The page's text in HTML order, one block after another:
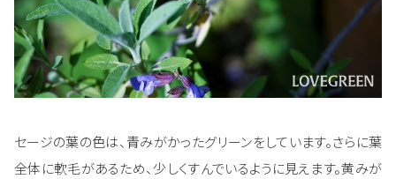
セージの葉の色は、青みがかったグリーンをしています。さらに葉
全体に軟毛があるため、少しくすんでいるように見えます。黄みが